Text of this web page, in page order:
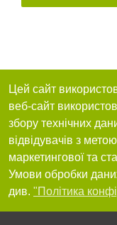
Цей сайт
веб-сайт
збору технічних
відвідувачів з
маркетингової та
Умови обробки
див. "Політика